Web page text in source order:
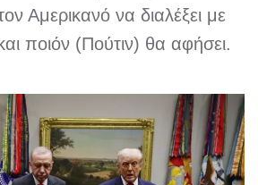
Αμερικανό να διαλέξει με
ποιόν (Πούτιν) θα αφήσει.